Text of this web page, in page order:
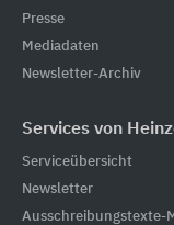
Presse
Mediadaten
Newsletter-Archiv
Services von
Serviceübersicht
Newsletter
Ausschreibungstexte-